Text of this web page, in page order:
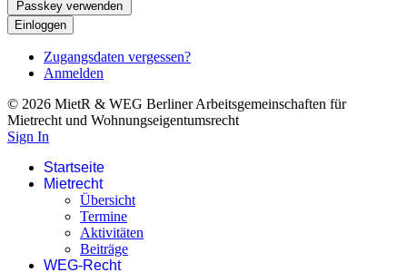
Passkey verwenden
Einloggen
Zugangsdaten vergessen?
Anmelden
© 2026 MietR & WEG Berliner Arbeitsgemeinschaften für
Mietrecht und Wohnungseigentumsrecht
Sign In
Startseite
Mietrecht
Übersicht
Termine
Aktivitäten
Beiträge
WEG-Recht